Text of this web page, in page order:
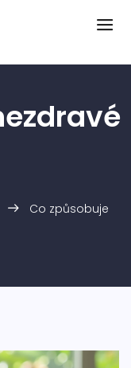
Co způsobuje